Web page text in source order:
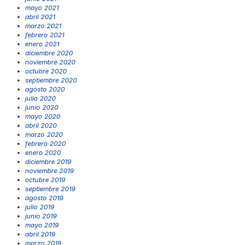
mayo 2021
abril 2021
marzo 2021
febrero 2021
enero 2021
diciembre 2020
noviembre 2020
octubre 2020
septiembre 2020
agosto 2020
julio 2020
junio 2020
mayo 2020
abril 2020
marzo 2020
febrero 2020
enero 2020
diciembre 2019
noviembre 2019
octubre 2019
septiembre 2019
agosto 2019
julio 2019
junio 2019
mayo 2019
abril 2019
marzo 2019